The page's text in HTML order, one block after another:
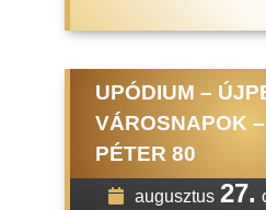
UPÓDIUM –
VÁROSNAPOK
PÉTER 80
augusztus 27.